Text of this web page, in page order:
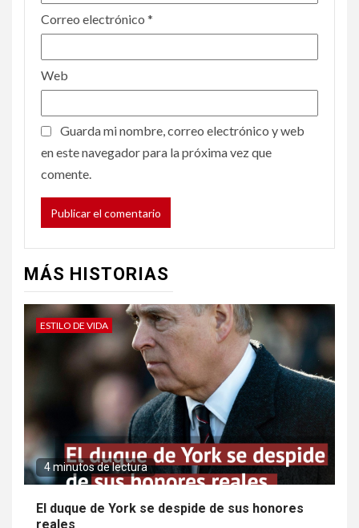
Correo electrónico *
Web
Guarda mi nombre, correo electrónico y web
en este navegador para la próxima vez que
comente.
MÁS HISTORIAS
ESTILO DE VIDA
4 minutos de lectura
El duque de York se despide de sus honores
reales